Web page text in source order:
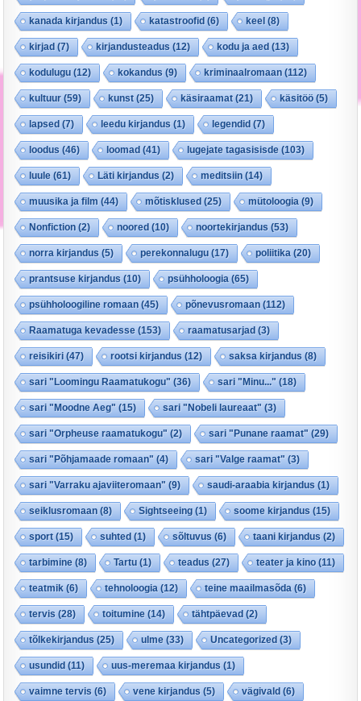
kanada kirjandus (1) katastroofid (6) keel (8)
kirjad (7) kirjandusteadus (12) kodu ja aed (13)
kodulugu (12) kokandus (9) kriminaalromaan (112)
kultuur(59) kunst(25) käsiraamat(21) käsitöö (5)
lapsed (7) leedu kirjandus (1) legendid (7)
loodus (46) loomad (41) lugejate tagasisisde (103)
luule (61) Läti kirjandus (2) meditsiin (14)
muusika ja film (44) mõtisklused (25) mütoloogia (9)
Nonfiction (2) noored (10) noortekirjandus (53)
norra kirjandus (5) perekonnalugu (17) poliitika (20)
prantsuse kirjandus (10) psühholoogia (65)
psühholoogiline romaan (45) põnevusromaan (112)
Raamatuga kevadesse (153) raamatusarjad (3)
reisikiri (47) rootsi kirjandus (12) saksa kirjandus (8)
sari "Loomingu Raamatukogu" (36) sari "Minu..." (18)
sari "Moodne Aeg" (15) sari "Nobeli laureaat" (3)
sari "Orpheuse raamatukogu" (2) sari "Punane raamat" (29)
sari "Põhjamaade romaan" (4) sari "Valge raamat" (3)
sari "Varraku ajaviiteromaan" (9) saudi-araabia kirjandus (1)
seiklusromaan (8) Sightseeing (1) soome kirjandus (15)
sport(15) suhted (1) sõltuvus (6) taani kirjandus (2)
tarbimine (8) Tartu (1) teadus (27) teater ja kino (11)
teatmik (6) tehnoloogia (12) teine maailmasõda (6)
tervis (28) toitumine (14) tähtpäevad (2)
tõlkekirjandus (25) ulme (33) Uncategorized (3)
usundid (11) uus-meremaa kirjandus (1)
vaimne tervis (6) vene kirjandus (5) vägivald (6)